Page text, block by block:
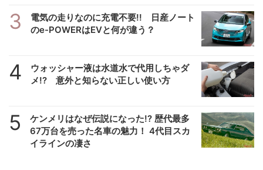
3
電気の走りなのに充電不要!! 日産ノート
のe-POWERはEVと何が違う？
4
ウォッシャー液は水道水で代用しちゃダ
メ!? 意外と知らない正しい使い方
5
ケンメリはなぜ伝説になった!? 歴代最多
67万台を売った名車の魅力！ 4代目スカ
イラインの凄さ